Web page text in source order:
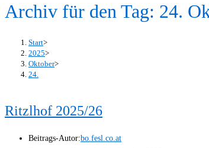
Archiv für den Tag: 24.
Start>
2025>
Oktober>
24.
Ritzlhof 2025/26
Beitrags-Autor:bo.fesl.co.at